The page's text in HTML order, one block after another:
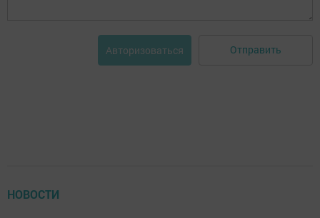
Авторизоваться Отправить
НОВОСТИ